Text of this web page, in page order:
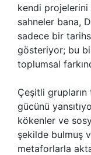
kendi projelerini
sahneler bana,
sadece bir
gösteriyor; bu
toplumsal
Çeşitli
gücünü
kökenler ve
şekilde bulmuş
metaforlarla